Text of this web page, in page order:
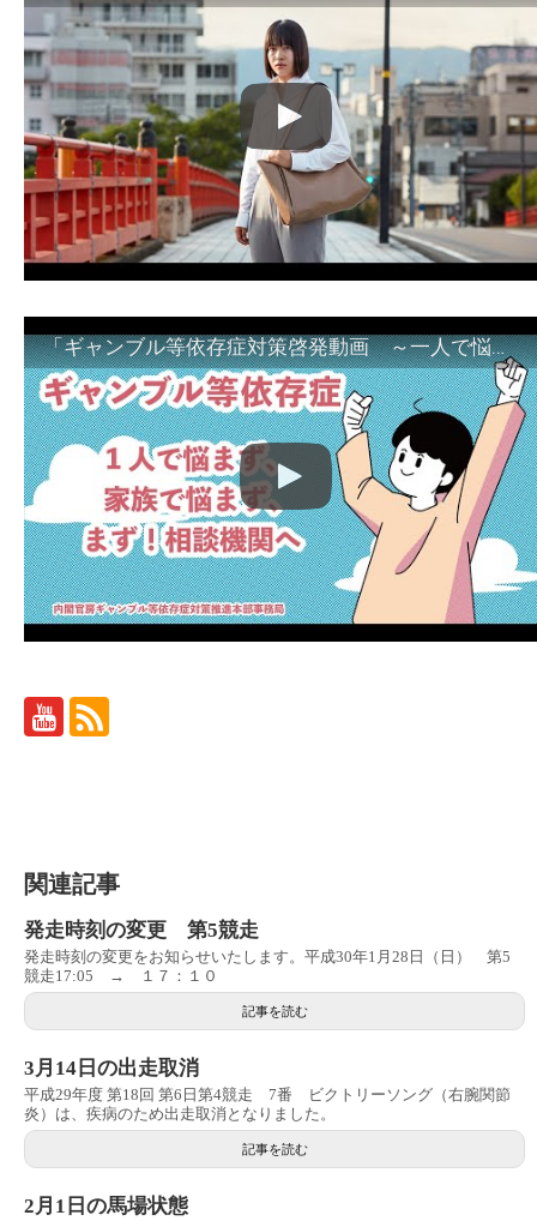
「ギャンブル等依存症対策啓発動画 ～一人で悩まず、家族で悩まず、まず！相談機関へ～」
関連記事
発走時刻の変更 第5競走
発走時刻の変更をお知らせいたします。平成30年1月28日（日） 第5
競走17:05 → １７：１０
記事を読む
3月14日の出走取消
平成29年度 第18回 第6日第4競走 7番 ビクトリーソング（右腕関節
炎）は、疾病のため出走取消となりました。
記事を読む
2月1日の馬場状態